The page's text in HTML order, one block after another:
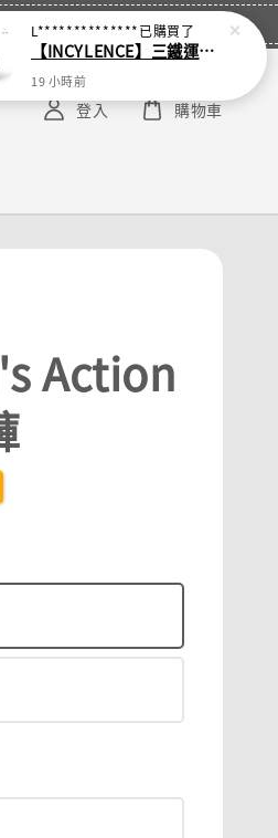
登入 購物車
Action
L**************已購買了
【INCYLENCE】三鐵運動機能襪 Waves White
19 小時前